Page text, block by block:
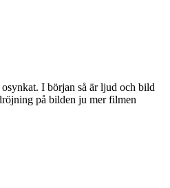
I början så är ljud och bild
på bilden ju mer filmen